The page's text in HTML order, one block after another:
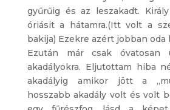
gyűrűig és az leszakadt.
óriásit a hátamra.(Itt volt a
bakija) Ezekre azért jobban
Ezután már csak óvatosan
akadályokra. Eljutottam hiba
akadályig amikor jött a
hosszabb akadály volt és volt